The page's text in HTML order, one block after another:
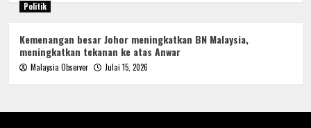
Politik
Kemenangan besar Johor meningkatkan BN Malaysia,
meningkatkan tekanan ke atas Anwar
Malaysia Observer Julai 15, 2026